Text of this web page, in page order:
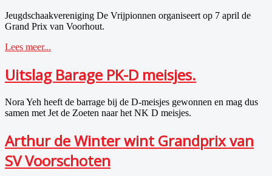
Jeugdschaakvereniging De Vrijpionnen organiseert op 7 april de
Grand Prix van Voorhout.
Lees meer...
Uitslag Barage PK-D meisjes.
Nora Yeh heeft de barrage bij de D-meisjes gewonnen en mag dus
samen met Jet de Zoeten naar het NK D meisjes.
Arthur de Winter wint Grandprix van
SV Voorschoten